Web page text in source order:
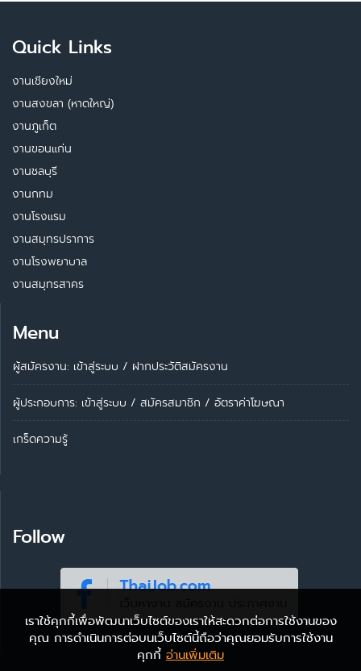
Quick Links
งานเชียงใหม่
งานสงขลา (หาดใหญ่)
งานภูเก็ต
งานขอนแก่น
งานชลบุรี
งานกทม
งานโรงแรม
งานสมุทรปราการ
งานโรงพยาบาล
งานสมุทรสาคร
Menu
ผู้สมัครงาน: เข้าสู่ระบบ / ฝากประวัติสมัครงาน
ผู้ประกอบการ: เข้าสู่ระบบ / สมัครสมาชิก / อัตราค่าโฆษณา
เกร็ดความรู้
Follow
เราใช้คุกกี้เพื่อพัฒนาเว็บไซต์ของเราให้สะดวกต่อการใช้งานของ
คุณ การดำเนินการต่อบนเว็บไซต์นี้ถือว่าคุณยอมรับการใช้งาน
คุกกี้ อ่านเพิ่มเติม